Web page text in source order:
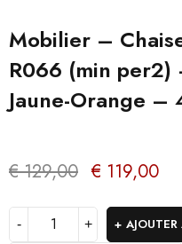
Mobilier –
R066 (min
Jaune-Orange –
€129,00 € 119,00
AJOUTER